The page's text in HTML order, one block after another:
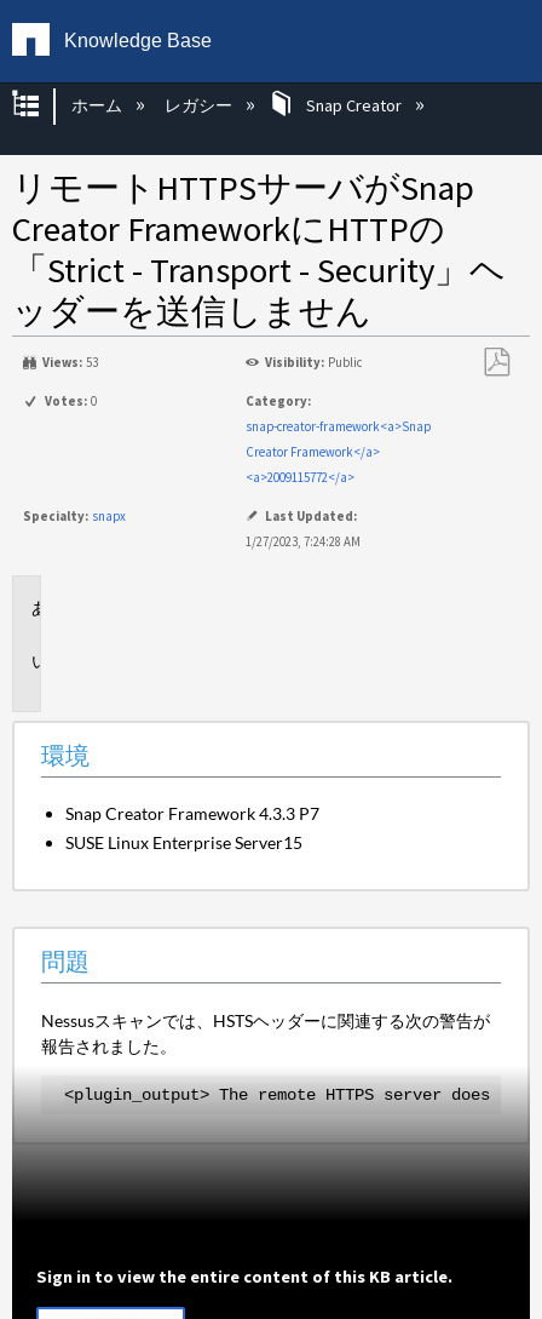
Knowledge Base
グローバル階層を展開/折りたたむ
ホーム レガシー Snap Creator
リモートHTTPSサーバがSnap
Creator FrameworkにHTTPの
「Strict - Transport - Security」ヘ
ッダーを送信しません
Views: 53 Visibility: Public
Votes: 0
Category:
snap-creator-framework<a>Snap
Creator Framework</a>
<a>2009115772</a>
Specialty: snapx
Last Updated:
1/27/2023, 7:24:28 AM
環境
Snap Creator Framework 4.3.3 P7
SUSE Linux Enterprise Server15
問題
Nessusスキャンでは、HSTSヘッダーに関連する次の警告が
報告されました。
<plugin_output> The remote HTTPS server does
Sign in to view the entire content of this KB article.